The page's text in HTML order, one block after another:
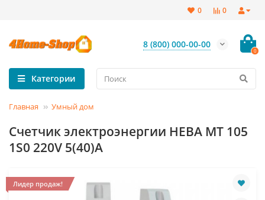
0
0
8 (800) 000-00-00
0
Категории
Главная Умный дом
Счетчик электроэнергии НЕВА МТ 105
1S0 220V 5(40)A
Лидер продаж!